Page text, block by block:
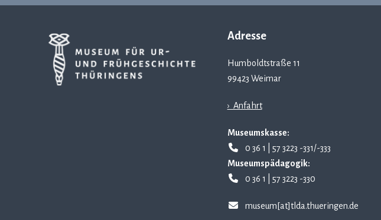
Adresse
Humboldtstraße 11
99423 Weimar
› Anfahrt
Museumskasse:
0 36 1 | 57 3223 -331/-333
Museumspädagogik:
0 36 1 | 57 3223 -330
museum[at]tlda.thueringen.de